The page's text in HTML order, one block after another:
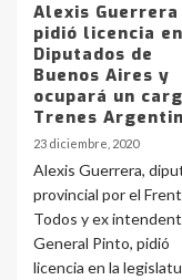
Alexis Guerrera
pidió licencia en
Diputados de
Buenos Aires y
ocupará un
Trenes
23 diciembre, 2020
Alexis Guerrera,
provincial por el
Todos y ex
General Pinto, pidió
licencia en la
4
5
Los
La
entre
6
La
con
de la